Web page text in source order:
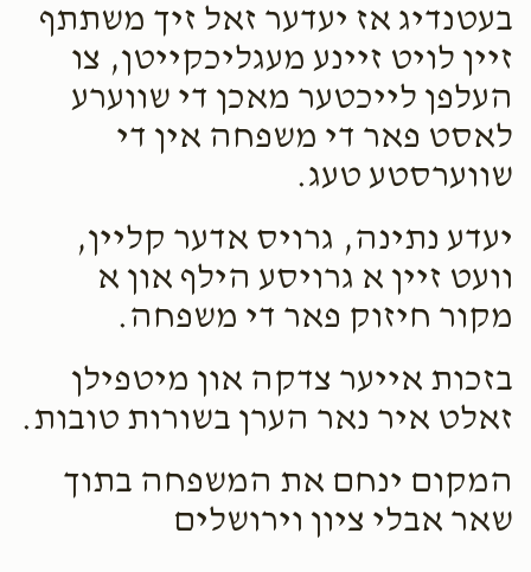
בעטנדיג אז יעדער זאל זיך משתתף
זיין לויט זיינע מעגליכקייטן, צו
העלפן לייכטער מאכן די שווערע
לאסט פאר די משפחה אין די
שווערסטע טעג.
יעדע נתינה, גרויס אדער קליין,
וועט זיין א גרויסע הילף און א
מקור חיזוק פאר די משפחה.
בזכות אייער צדקה און מיטפילן
זאלט איר נאר הערן בשורות טובות.
המקום ינחם את המשפחה בתוך
שאר אבלי ציון וירושלים